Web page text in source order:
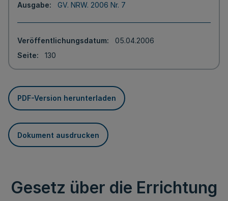
Ausgabe
GV. NRW. 2006 Nr. 7
Veröffentlichungsdatum
05.04.2006
Seite
130
PDF-Version herunterladen
Dokument ausdrucken
Gesetz über die Errichtung